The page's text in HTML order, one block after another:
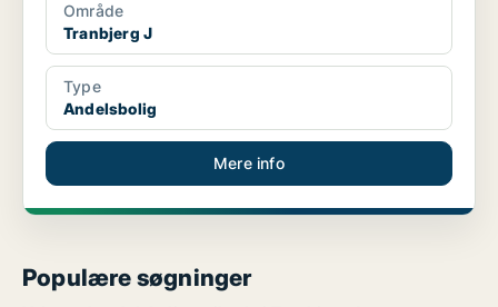
Område
Tranbjerg J
Type
Andelsbolig
Mere info
Populære søgninger